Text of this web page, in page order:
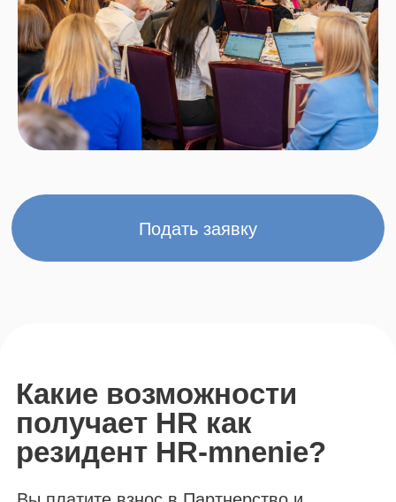
Безлимитный онлайн-поиск кандидатовпо
Свердловской, Челябинской и Тюменской
областям с помощью приложения ИРА
(Искусственный рекрутинговый Алгоритм).
96,7% кандидатов региона в режиме
реального времени есть в нашем поисковике.
Сервис оценки навыков кандидатов
Чемпионат
кандидатами, внутренними заказчиками и
руководителями бизнеса.
Вы и ваша команда участвует в
Чемпионате HR-ВЛИЯНИЕ
“Лучшие HR-команды”